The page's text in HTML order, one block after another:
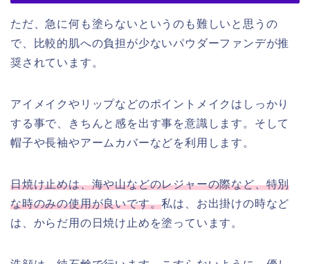
ただ、急に何も塗らないというのも難しいと思うの
で、比較的肌への負担が少ないパウダーファンデが推
奨されています。
アイメイクやリップなどのポイントメイクはしっかり
する事で、きちんと感を出す事を意識します。そして
帽子や長袖やアームカバーなどを利用します。
日焼け止めは、海や山などのレジャーの際など、特別
な時のみの使用が良いです。私は、お出掛けの時など
は、からだ用の日焼け止めを塗っています。